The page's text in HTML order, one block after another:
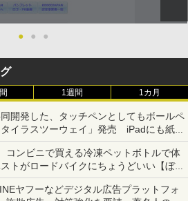
● ● ●
1週間 1カ月
開発した、タッチペンとしてもボールペ
イラスツーウェイ」発売 iPadにも紙に
める
ンビニで買える冷凍ペットボトルで体
トがロードバイクにちょうどいい【ぼっ
】【空いた時間でなにしてる？】
ヤフーなどデジタル広告プラットフォ